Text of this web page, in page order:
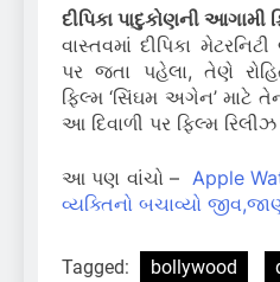
દીપિકા પાદુકોણની આગામી
વાસ્તવમાં દીપિકા
પર જતા પહેલા, તેણે
ફિલ્મ ‘સિંઘમ અગેન’ માટે
આ દિવાળી પર ફિલ્મ રિલીઝ
આ પણ વાંચો – Apple
વ્યક્તિનો બચાવ્યો
Tagged: bollywood